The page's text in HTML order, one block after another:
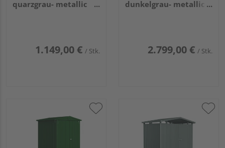
quarzgrau- metallic
1.149,00 € / Stk.
dunkelgrau- metallic
2.799,00 € / Stk.